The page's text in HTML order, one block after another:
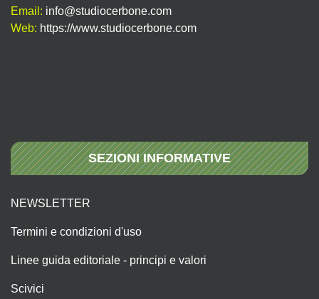
Email: info@studiocerbone.com
Web: https://www.studiocerbone.com
SEZIONI INFORMATIVE
NEWSLETTER
Termini e condizioni d'uso
Linee guida editoriale - principi e valori
Scivici